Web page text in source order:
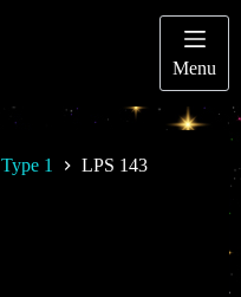
Menu
Type 1 LPS 143